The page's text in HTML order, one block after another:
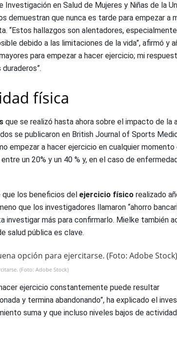
en Salud de Mujeres y Niñas de la
demuestran que nunca es tarde para empezar a
“Estos hallazgos son alentadores,
debido a las limitaciones de la vida”, afirmó y
para empezar a hacer ejercicio; mi
física
que se realizó hasta ahora sobre el impacto de la
se publicaron en British Journal of Sports
empezar a hacer ejercicio en cualquier momento
un 20% y un 40 % y, en el caso de
que los beneficios del ejercicio físico realizado
que los investigadores llamaron “ahorro
investigar más para confirmarlo. Mielke también
salud pública es clave.
(Foto: Adobe Stock)
ejercicio constantemente puede resultar
y termina abandonando”, ha explicado el
suma y que incluso niveles bajos de